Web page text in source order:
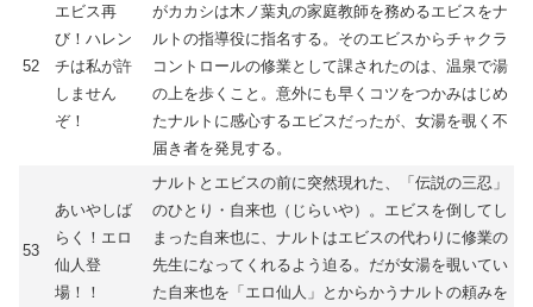
52
エビス再
び！ハレン
チは私が許
しません
ぞ！
がカカシは木ノ葉丸の家庭教師を務めるエビスをナ
ルトの指導役に指名する。そのエビスからチャクラ
コントロールの修業として課されたのは、温泉で湯
の上を歩くこと。意外にも早くコツをつかみはじめ
たナルトに感心するエビスだったが、女湯を覗く不
届き者を発見する。
53
あいやしば
らく！エロ
仙人登
場！！
ナルトとエビスの前に突然現れた、「伝説の三忍」
のひとり・自来也（じらいや）。エビスを倒してし
まった自来也に、ナルトはエビスの代わりに修業の
先生になってくれるよう迫る。だが女湯を覗いてい
た自来也を「エロ仙人」とからかうナルトの頼みを